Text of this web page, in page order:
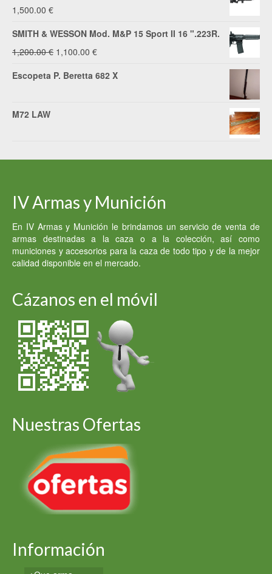
1,500.00 €
SMITH & WESSON Mod. M&P 15 Sport II 16 ".223R.
1,200.00€ El
precio
1,100.00 €El
precio
Escopeta P. Beretta 682 X
M72 LAW
IV Armas y Munición
En IV Armas y Munición le brindamos un servicio de venta de
armas destinadas a la caza o a la colección, así como
municiones y accesorios para la caza de todo tipo y de la mejor
calidad disponible en el mercado.
Cázanos en el móvil
Nuestras Ofertas
Información